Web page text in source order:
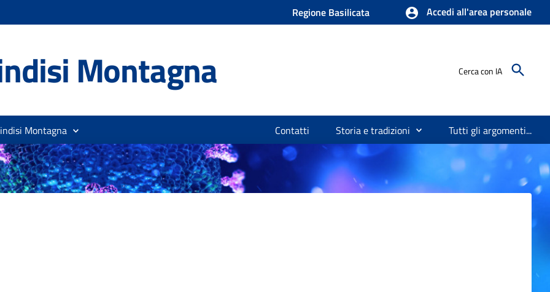
Regione Basilicata Accedi all'area personale
Montagna Cerca con IA
Montagna Contatti Storia e tradizioni Tutti gli argomenti...